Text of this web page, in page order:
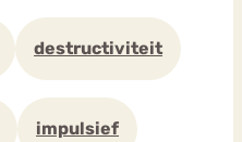
destructiviteit
impulsief